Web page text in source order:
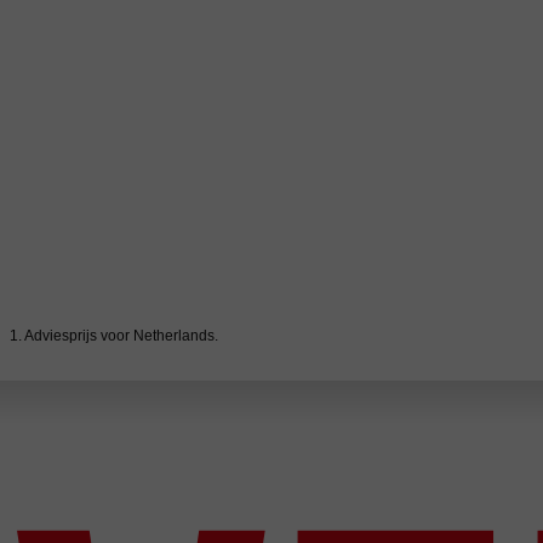
1. Adviesprijs voor Netherlands.